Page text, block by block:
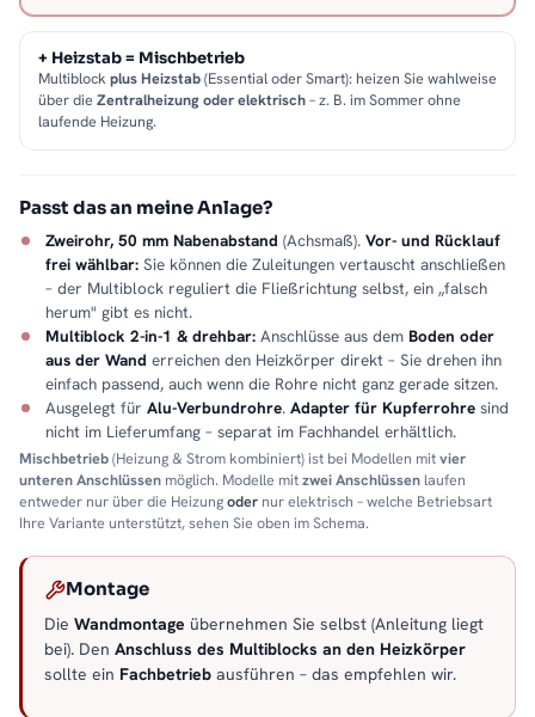
+ Heizstab = Mischbetrieb
Multiblock plus Heizstab(Essential oder Smart): heizen Sie wahlweise
über die Zentralheizung oder elektrisch– z. B. im Sommer ohne
laufende Heizung.
Passt das an meine Anlage?
Zweirohr, 50 mm Nabenabstand (Achsmaß). Vor- und Rücklauf
frei wählbar: Sie können die Zuleitungen vertauscht anschließen
– der Multiblock reguliert die Fließrichtung selbst, ein „falsch
herum" gibt es nicht.
Multiblock 2-in-1 & drehbar: Anschlüsse aus dem Boden oder
aus der Wand erreichen den Heizkörper direkt – Sie drehen ihn
einfach passend, auch wenn die Rohre nicht ganz gerade sitzen.
Ausgelegt für Alu-Verbundrohre. Adapter für Kupferrohre sind
nicht im Lieferumfang – separat im Fachhandel erhältlich.
Mischbetrieb(Heizung & Strom kombiniert) ist bei Modellen mitvier
unteren Anschlüssen möglich. Modelle mitzwei Anschlüssen laufen
entweder nur über die Heizungoder nur elektrisch – welche Betriebsart
Ihre Variante unterstützt, sehen Sie oben im Schema.
Montage
Die Wandmontage übernehmen Sie selbst (Anleitung liegt
bei). Den Anschluss des Multiblocks an den Heizkörper
sollte ein Fachbetrieb ausführen – das empfehlen wir.